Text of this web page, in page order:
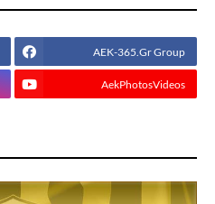
AEK-365.Gr Group
AekPhotosVideos